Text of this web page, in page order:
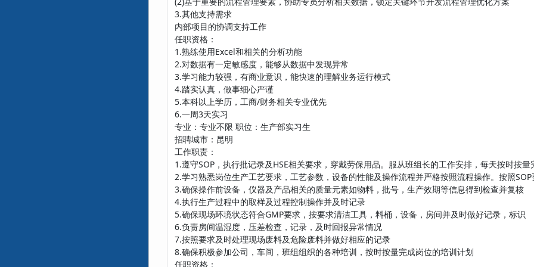
3.其他支持需求
内部项目的协调支持工作
任职资格：
1.熟练使用Excel和相关的分析功能
2.对数据有一定敏感度，能够从数据中发现异常
3.学习能力较强，有商业意识，能快速的理解业务运行模式
4.踏实认真，做事细心严谨
5.本科以上学历，工商/财务相关专业优先
6.一周3天实习
专业：专业不限 职位：生产部实习生
招聘城市：昆明
工作职责：
1.遵守SOP，执行批记录及HSE相关要求，穿戴劳保用品。服从班组长的工作安排，每天按时按量
2.学习熟悉岗位生产工艺要求，工艺参数，设备的性能及操作流程并严格按照流程操作。按照
3.确保操作前设备，仪器及产品相关的质量元素如物料，批号，生产效期等信息得到检查并复核
4.执行生产过程中的取样及过程控制操作并及时记录
5.确保现场环境状态符合GMP要求，按要求清洁工具，料桶，设备，房间并及时做好记录，标识
6.负责房间温湿度，压差检查，记录，及时回报异常情况
7.按照要求及时处理现场废料及危险废料并做好相应的记录
8.确保积极参加公司，车间，班组组织的各种培训，按时按量完成岗位的培训计划
任职资格：